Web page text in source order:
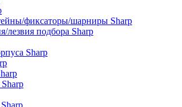
фиксаторы/шарниры Sharp
лезвия подбора Sharp
Sharp